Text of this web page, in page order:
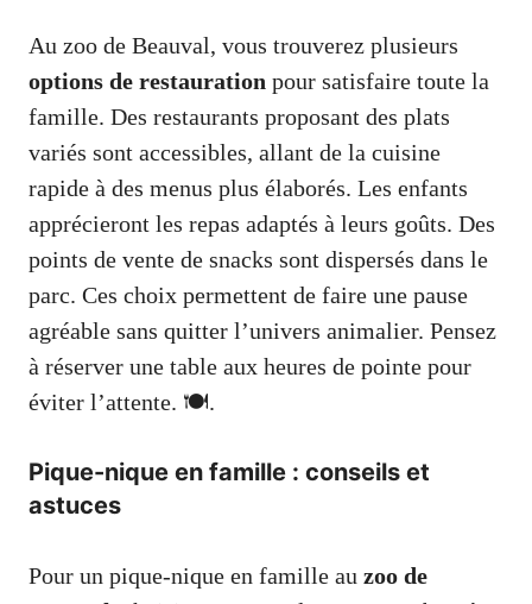
Au zoo de Beauval, vous trouverez plusieurs
options de restauration pour satisfaire toute la
famille. Des restaurants proposant des plats
variés sont accessibles, allant de la cuisine
rapide à des menus plus élaborés. Les enfants
apprécieront les repas adaptés à leurs goûts. Des
points de vente de snacks sont dispersés dans le
parc. Ces choix permettent de faire une pause
agréable sans quitter l’univers animalier. Pensez
à réserver une table aux heures de pointe pour
éviter l’attente. 🍽️.
Pique-nique en famille : conseils et
astuces
Pour un pique-nique en famille au zoo de